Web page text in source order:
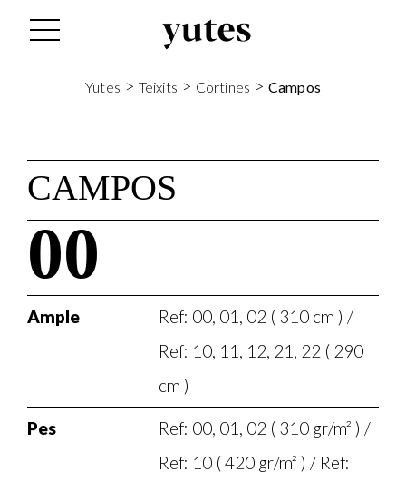
Yutes > Teixits > Cortines > Campos
CAMPOS
00
Ample
Ref: 00, 01, 02 ( 310 cm ) /
Ref: 10, 11, 12, 21, 22 ( 290
cm )
Pes
Ref: 00, 01, 02 ( 310 gr/m² ) /
Ref: 10 ( 420 gr/m² ) / Ref: